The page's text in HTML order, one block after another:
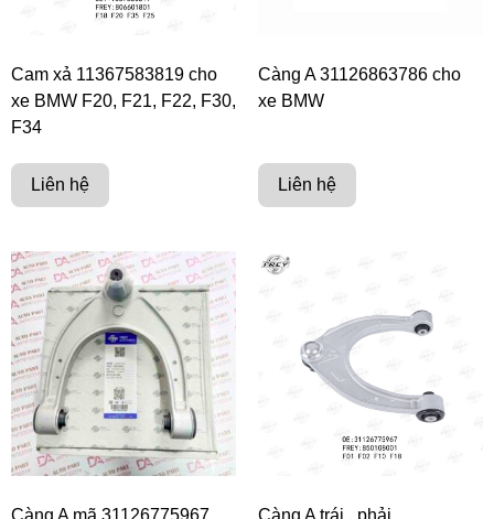
Cam xả 11367583819 cho
xe BMW F20, F21, F22, F30,
F34
Liên hệ
Càng A 31126863786 cho
xe BMW
Liên hệ
Càng A mã 31126775967
Càng A trái , phải